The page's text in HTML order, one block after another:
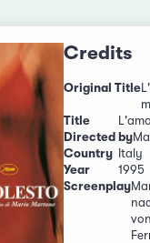
Credits
Original Title
Title
Directed by
Country Italy
Year
1995
Screenplay